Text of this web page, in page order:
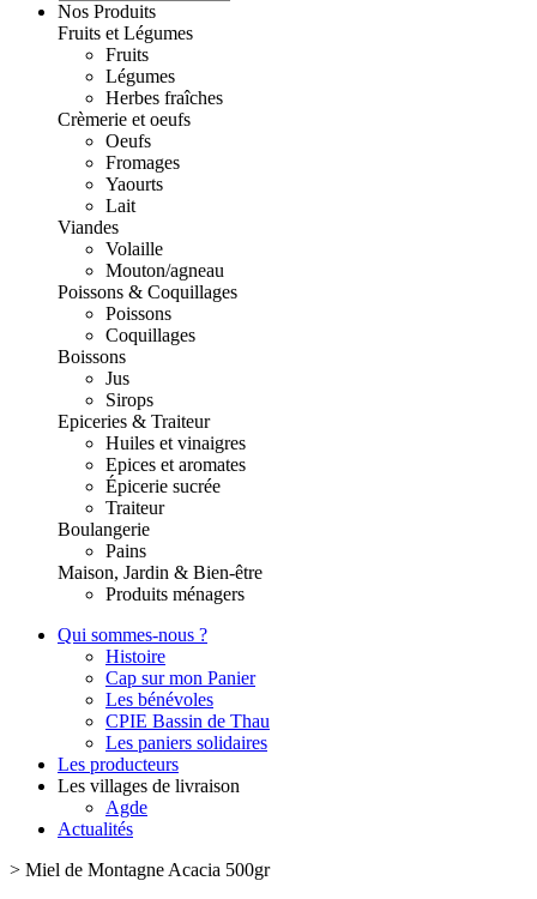
Nos Produits
Fruits et Légumes
Fruits
Légumes
Herbes fraîches
Crèmerie et oeufs
Oeufs
Fromages
Yaourts
Lait
Viandes
Volaille
Mouton/agneau
Poissons & Coquillages
Poissons
Coquillages
Boissons
Jus
Sirops
Epiceries & Traiteur
Huiles et vinaigres
Epices et aromates
Épicerie sucrée
Traiteur
Boulangerie
Pains
Maison, Jardin & Bien-être
Produits ménagers
Qui sommes-nous ?
Histoire
Cap sur mon Panier
Les bénévoles
CPIE Bassin de Thau
Les paniers solidaires
Les producteurs
Les villages de livraison
Agde
Actualités
> Miel de Montagne Acacia 500gr